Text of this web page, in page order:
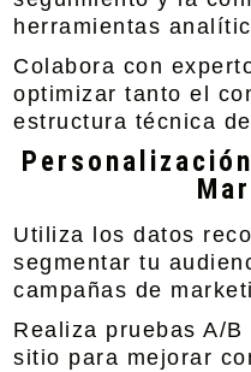
herramientas
Colabora con
optimizar tanto el
estructura técnica
Utiliza los datos
segmentar tu
campañas de
Realiza pruebas A/B
sitio para mejorar